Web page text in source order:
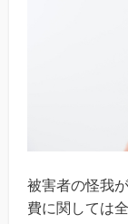
被害者の怪我
費に関しては